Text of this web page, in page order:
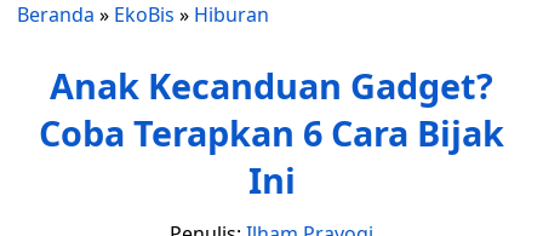
Beranda » EkoBis » Hiburan
Anak Kecanduan Gadget?
Coba Terapkan 6 Cara Bijak
Ini